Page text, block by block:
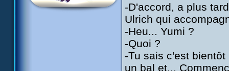
-D'accord, a plus
Ulrich qui
-Heu... Yumi ?
-Quoi ?
-Tu sais c'est
un bal et...